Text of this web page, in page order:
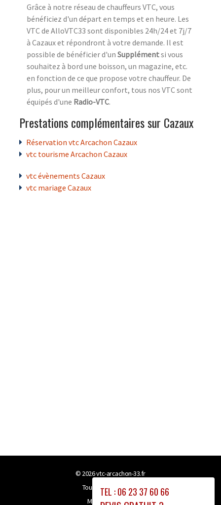
Grâce à notre réseau de chauffeurs VTC, vous
bénéficiez d'un départ en temps et en heure. Les
VTC de AlloVTC33 sont disponibles 24h/24 et 7j/7
à Cazaux et répondront à votre demande. Il est
possible de bénéficier d'un Supplémentsi vous
souhaitez à bord une boisson, un magazine, etc.
en fonction de ce que propose votre chauffeur. De
plus, pour un meilleur confort, tous nos VTC sont
équipés d'une Radio-VTC.
Prestations complémentaires sur Cazaux
Réservation vtc Arcachon Cazaux
vtc tourisme Arcachon Cazaux
vtc évènements Cazaux
vtc mariage Cazaux
TEL : 06 23 37 60 66
© 2026vtc-arcachon-33.fr
Tous droits réservés
Mentions légales